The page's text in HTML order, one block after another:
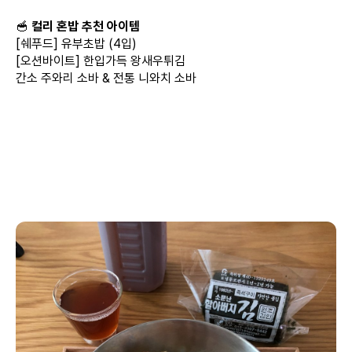
🥣 컬리 혼밥 추천 아이템
[쉐푸드] 유부초밥 (4입)
[오션바이트] 한입가득 왕새우튀김
간소 주와리 소바 & 전통 니와치 소바